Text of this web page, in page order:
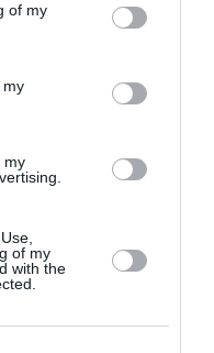
of my
my
my
of my
with the
românilor